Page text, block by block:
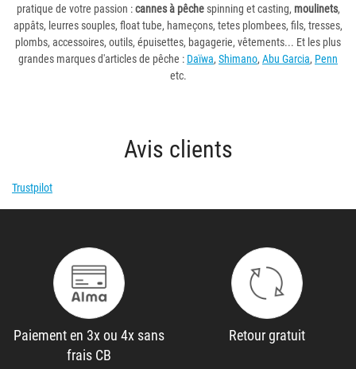
pratique de votre passion :cannes à pêchespinning et casting, moulinets,
appâts, leurres souples, float tube, hameçons, tetes plombees, fils, tresses,
plombs, accessoires, outils, épuisettes, bagagerie, vêtements... Et les plus
grandes marques d'articles de pêche : Daïwa, Shimano, Abu Garcia, Penn
etc.
Avis clients
Trustpilot
Paiement en 3x ou 4x sans
frais CB
Retour gratuit